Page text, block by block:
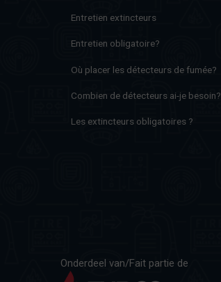
Entretien extincteurs
Entretien obligatoire?
Où placer les détecteurs de fumée?
Combien de détecteurs ai-je besoin?
Les extincteurs obligatoires ?
Onderdeel van/Fait partie de